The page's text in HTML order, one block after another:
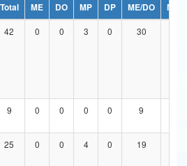
Inovações e Comunicações
Direitos Humanos
Total ME DO MP DP ME/DO
MP/
42 0 0 3 0 30
9 0 0 0 0 9
25 0 0 4 0 19